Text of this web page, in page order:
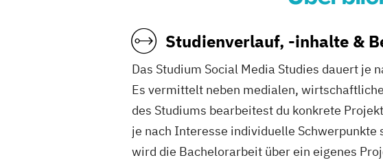
Studienverlauf, -inhalte &
Das Studium Social Media Studies dauert je
Es vermittelt neben medialen,
des Studiums bearbeitest du konkrete
je nach Interesse individuelle
wird die Bachelorarbeit über ein eigenes